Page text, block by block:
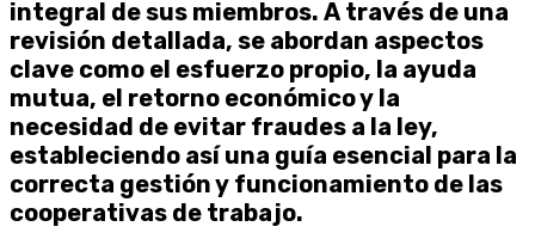
integral de sus miembros. A través de una
revisión detallada, se abordan aspectos
clave como el esfuerzo propio, la ayuda
mutua, el retorno económico y la
necesidad de evitar fraudes a la ley,
estableciendo así una guía esencial para la
correcta gestión y funcionamiento de las
cooperativas de trabajo.